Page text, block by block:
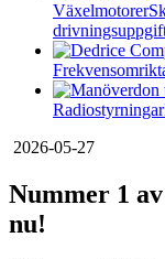
Växelmotorer
Radiostyrningar
2026-05-27
Nummer 1
nu!